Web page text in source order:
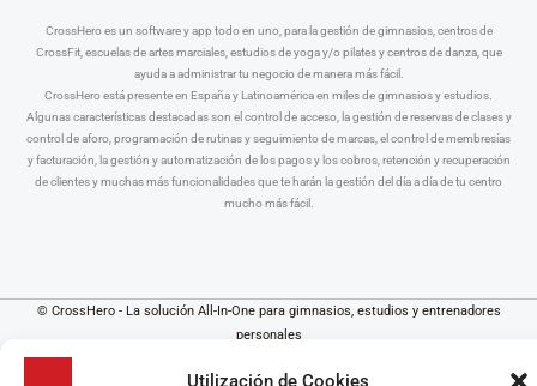
Utilización de Cookies
CrossHero es un software y app todo en uno, para la gestión de gimnasios, centros de
CrossFit, escuelas de artes marciales, estudios de yoga y/o pilates y centros de danza, que
ayuda a administrar tu negocio de manera más fácil.
CrossHero está presente en España y Latinoamérica en miles de gimnasios y estudios.
Algunas características destacadas son el control de acceso, la gestión de reservas de clases y
control de aforo, programación de rutinas y seguimiento de marcas, el control de membresías
y facturación, la gestión y automatización de los pagos y los cobros, retención y recuperación
de clientes y muchas más funcionalidades que te harán la gestión del día a día de tu centro
mucho más fácil.
© CrossHero - La solución All-In-One para gimnasios, estudios y entrenadores
personales